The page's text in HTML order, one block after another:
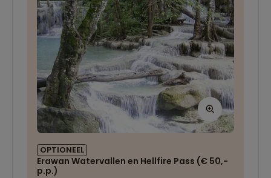
OPTIONEEL
Erawan Watervallen en Hellfire Pass (€ 50,-
p.p.)